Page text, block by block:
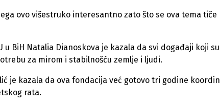
ovo višestruko interesantno zato što se ova tema tiče
BiH Natalia Dianoskova je kazala da svi događaji koji su
za mirom i stabilnošću zemlje i ljudi.
je kazala da ova fondacija već gotovo tri godine
rata.